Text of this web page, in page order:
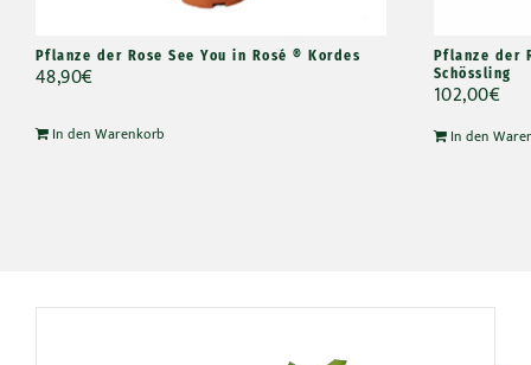
Pflanze der Rose See You in Rosé ® Kordes
48,90€
In den Warenkorb
Pflanze der
Schössling
102,00€
In den